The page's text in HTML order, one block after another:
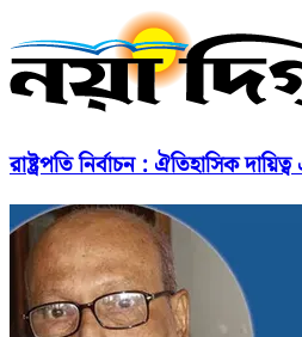
রাষ্ট্রপতি নির্বাচন : ঐতিহাসিক